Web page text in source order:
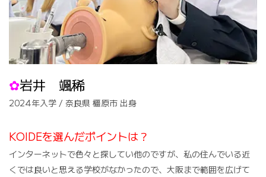
✿岩井 颯稀
2024年入学 / 奈良県 橿原市 出身
KOIDEを選んだポイントは？
インターネットで色々と探してい他のですが、私の住んでいる近
くでは良いと思える学校がなかったので、大阪まで範囲を広げて